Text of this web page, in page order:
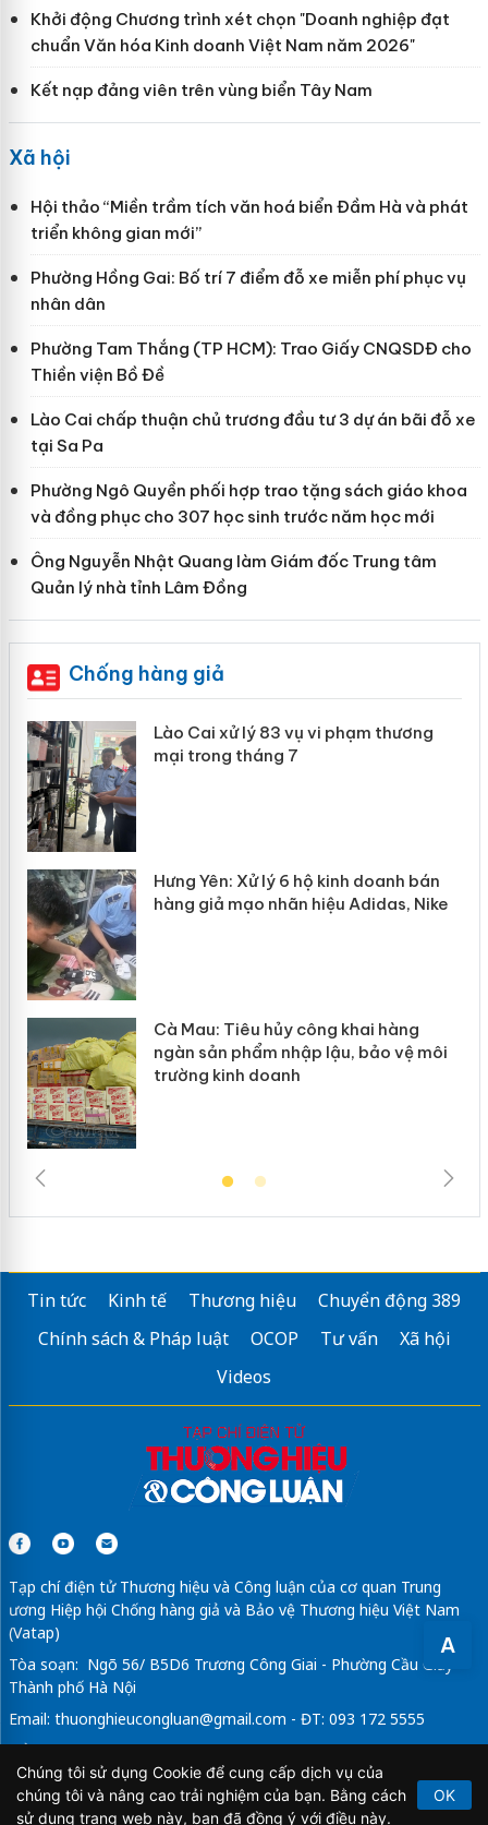
A
Khởi động Chương trình xét chọn "Doanh nghiệp đạt
chuẩn Văn hóa Kinh doanh Việt Nam năm 2026"
Kết nạp đảng viên trên vùng biển Tây Nam
Xã hội
Hội thảo “Miền trầm tích văn hoá biển Đầm Hà và phát
triển không gian mới”
Phường Hồng Gai: Bố trí 7 điểm đỗ xe miễn phí phục vụ
nhân dân
Phường Tam Thắng (TP HCM): Trao Giấy CNQSDĐ cho
Thiền viện Bồ Đề
Lào Cai chấp thuận chủ trương đầu tư 3 dự án bãi đỗ xe
tại Sa Pa
Phường Ngô Quyền phối hợp trao tặng sách giáo khoa
và đồng phục cho 307 học sinh trước năm học mới
Ông Nguyễn Nhật Quang làm Giám đốc Trung tâm
Quản lý nhà tỉnh Lâm Đồng
Chống hàng giả
Lào Cai xử lý 83 vụ vi phạm thương
mại trong tháng 7
Hưng Yên: Xử lý 6 hộ kinh doanh bán
hàng giả mạo nhãn hiệu Adidas, Nike
Cà Mau: Tiêu hủy công khai hàng
ngàn sản phẩm nhập lậu, bảo vệ môi
trường kinh doanh
Tin tức Kinh tế Thương hiệu
Chuyển động 389
Chính sách & Pháp luật
OCOP Tư vấn
Xã hội
Videos
Tạp chí điện tử Thương hiệu và Công luận của cơ quan Trung
ương Hiệp hội Chống hàng giả và Bảo vệ Thương hiệu Việt Nam
(Vatap)
Tòa soạn: Ngõ 56/ B5D6 Trương Công Giai - Phường Cầu Giấy -
Thành phố Hà Nội
Email: thuonghieucongluan@gmail.com - ĐT: 093 172 5555
Tổng Biên Tập: Vũ Đức Thuận
Giấy phép hoạt động báo chí điện tử số 64/GP-BTTTT do Bộ
Thông tin và Truyền thông cấp ngày 21/2/2020.
Chúng tôi sử dụng Cookie để cung cấp dịch vụ của
chúng tôi và nâng cao trải nghiệm của bạn. Bằng cách
sử dụng trang web này, bạn đã đồng ý với điều này.
OK